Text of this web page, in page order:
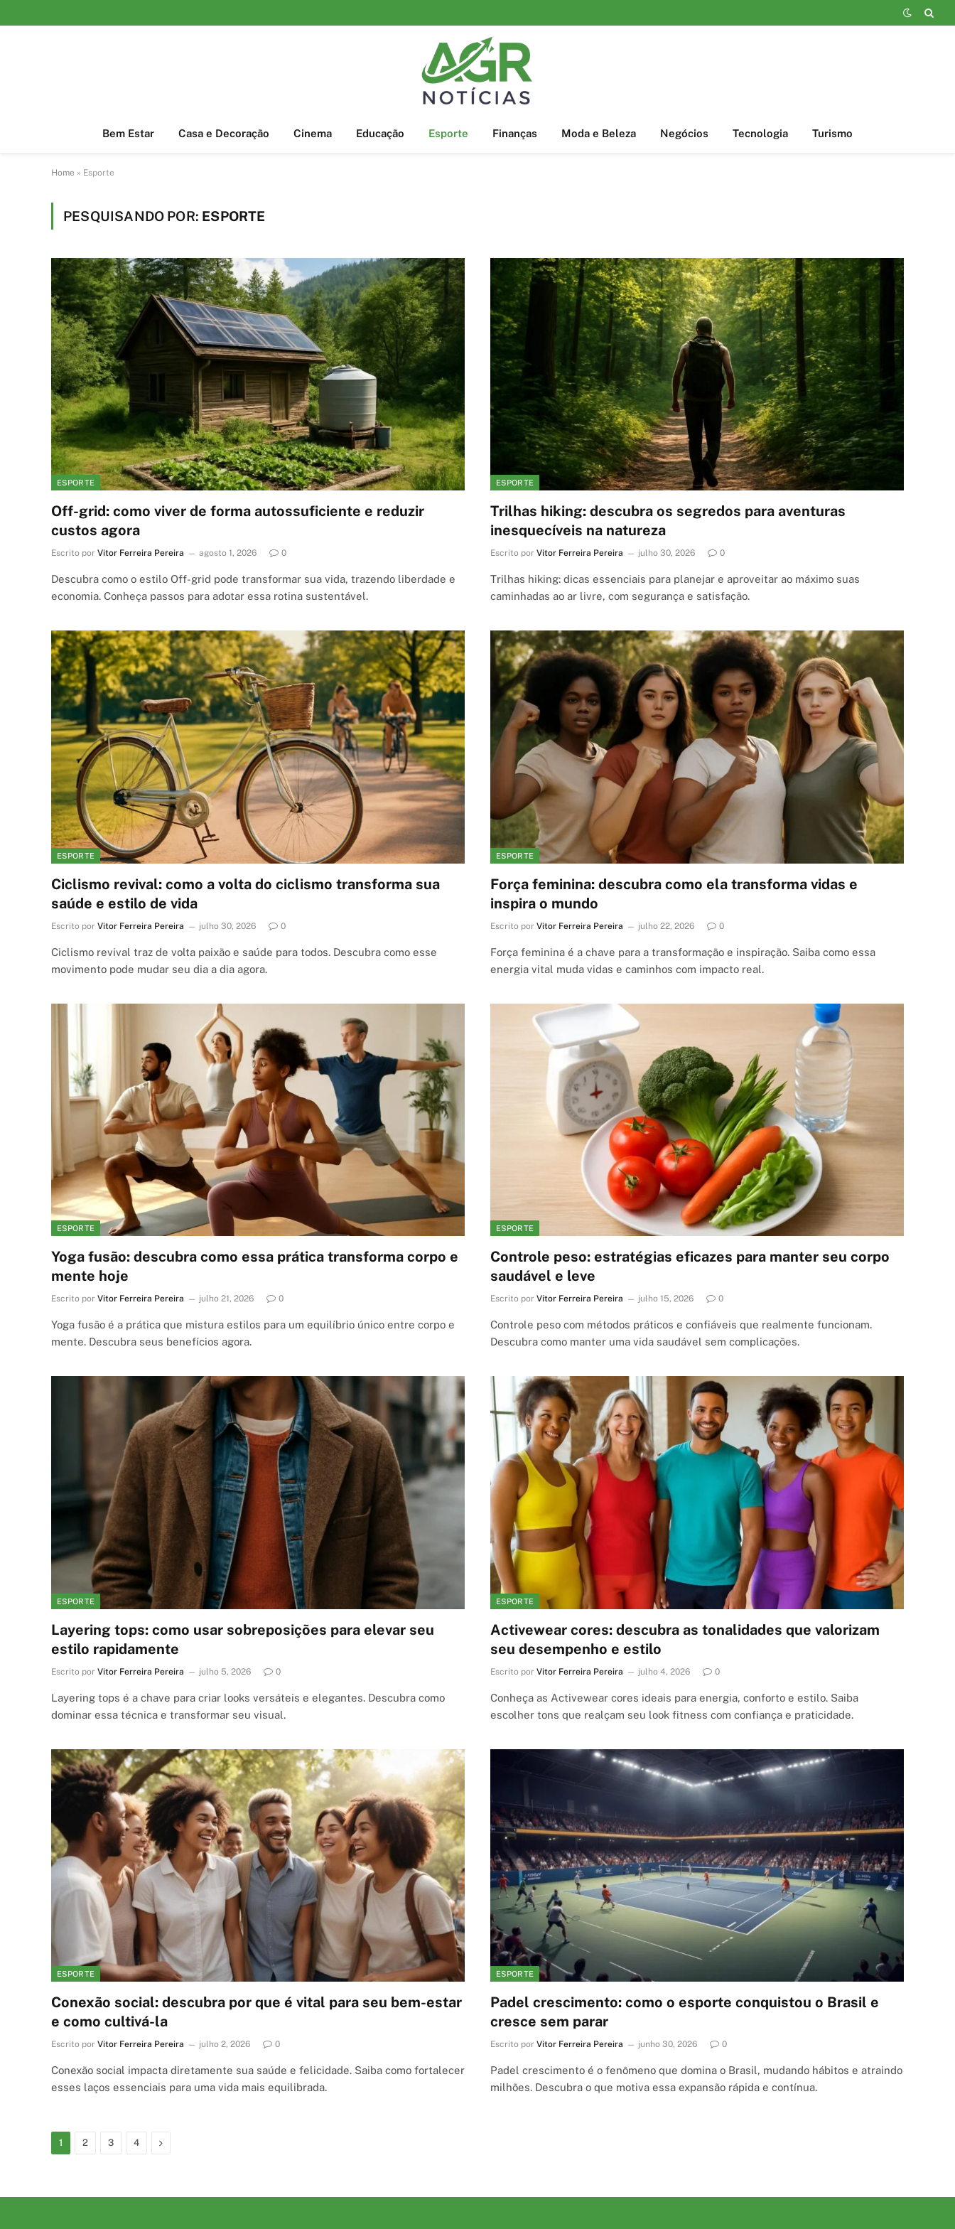
Bem Estar Casa e Decoração Cinema Educação Esporte Finanças Moda e Beleza Negócios Tecnologia Turismo
Home » Esporte
PESQUISANDO POR: ESPORTE
ESPORTE
Off-grid: como viver de forma autossuficiente e reduzir
custos agora
Escrito por Vitor Ferreira Pereira agosto 1, 2026 0
Descubra como o estilo Off-grid pode transformar sua vida, trazendo liberdade e
economia. Conheça passos para adotar essa rotina sustentável.
ESPORTE
Trilhas hiking: descubra os segredos para aventuras
inesquecíveis na natureza
Escrito por Vitor Ferreira Pereira julho 30, 2026 0
Trilhas hiking: dicas essenciais para planejar e aproveitar ao máximo suas
caminhadas ao ar livre, com segurança e satisfação.
ESPORTE
Ciclismo revival: como a volta do ciclismo transforma sua
saúde e estilo de vida
Escrito por Vitor Ferreira Pereira julho 30, 2026 0
Ciclismo revival traz de volta paixão e saúde para todos. Descubra como esse
movimento pode mudar seu dia a dia agora.
ESPORTE
Força feminina: descubra como ela transforma vidas e
inspira o mundo
Escrito por Vitor Ferreira Pereira julho 22, 2026 0
Força feminina é a chave para a transformação e inspiração. Saiba como essa
energia vital muda vidas e caminhos com impacto real.
ESPORTE
Yoga fusão: descubra como essa prática transforma corpo e
mente hoje
Escrito por Vitor Ferreira Pereira julho 21, 2026 0
Yoga fusão é a prática que mistura estilos para um equilíbrio único entre corpo e
mente. Descubra seus benefícios agora.
ESPORTE
Controle peso: estratégias eficazes para manter seu corpo
saudável e leve
Escrito por Vitor Ferreira Pereira julho 15, 2026 0
Controle peso com métodos práticos e confiáveis que realmente funcionam.
Descubra como manter uma vida saudável sem complicações.
ESPORTE
Layering tops: como usar sobreposições para elevar seu
estilo rapidamente
Escrito por Vitor Ferreira Pereira julho 5, 2026 0
Layering tops é a chave para criar looks versáteis e elegantes. Descubra como
dominar essa técnica e transformar seu visual.
ESPORTE
Activewear cores: descubra as tonalidades que valorizam
seu desempenho e estilo
Escrito por Vitor Ferreira Pereira julho 4, 2026 0
Conheça as Activewear cores ideais para energia, conforto e estilo. Saiba
escolher tons que realçam seu look fitness com confiança e praticidade.
ESPORTE
Conexão social: descubra por que é vital para seu bem-estar
e como cultivá-la
Escrito por Vitor Ferreira Pereira julho 2, 2026 0
Conexão social impacta diretamente sua saúde e felicidade. Saiba como fortalecer
esses laços essenciais para uma vida mais equilibrada.
ESPORTE
Padel crescimento: como o esporte conquistou o Brasil e
cresce sem parar
Escrito por Vitor Ferreira Pereira junho 30, 2026 0
Padel crescimento é o fenômeno que domina o Brasil, mudando hábitos e atraindo
milhões. Descubra o que motiva essa expansão rápida e contínua.
1 2 3 4 Next